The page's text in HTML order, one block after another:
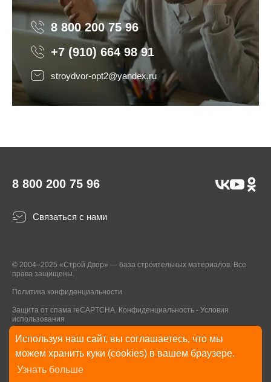
Используя наш сайт, вы соглашаетесь, что мы
можем хранить куки (cookies) в вашем браузере.
Узнать больше
8 800 200 75 96 8 800 200 75 96
+7 (910) 664 98 91
stroydvor-opt2@yandex.ru
8 800 200 75 96
Связаться с нами
© 2004–2025 «Строй Двор» — база строительных материалов. Все
права защищены.
Политика конфиденциальности
Защита от спама reCAPTCHA. Конфиденциальность - Условия
использования
* Указанные на Сайте цены, комплектации, описания и технические
характеристики могут быть изменены в любое время без уведомления
пользователей Сайта. Внешний вид товаров и упаковки может